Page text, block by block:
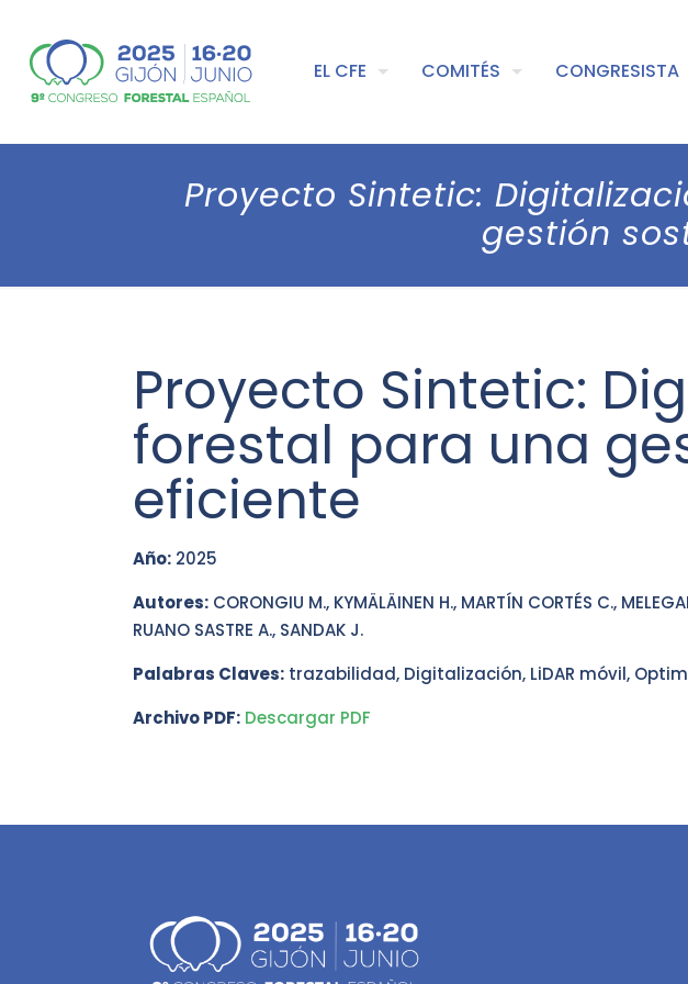
EL CFE COMITÉS CONGRESISTA
Proyecto Sintetic:
gestión
Proyecto Sintetic:
forestal para una
eficiente
Año: 2025
Autores: CORONGIU M., KYMÄLÄINEN H., MARTÍN CORTÉS C.,
RUANO SASTRE A., SANDAK J.
Palabras Claves: trazabilidad, Digitalización, LiDAR móvil,
Archivo PDF: Descargar PDF